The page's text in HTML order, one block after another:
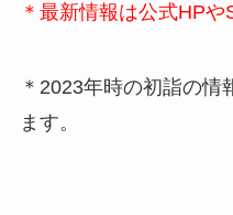
＊最新情報は公式HPや
＊2023年時の初詣の情
ます。